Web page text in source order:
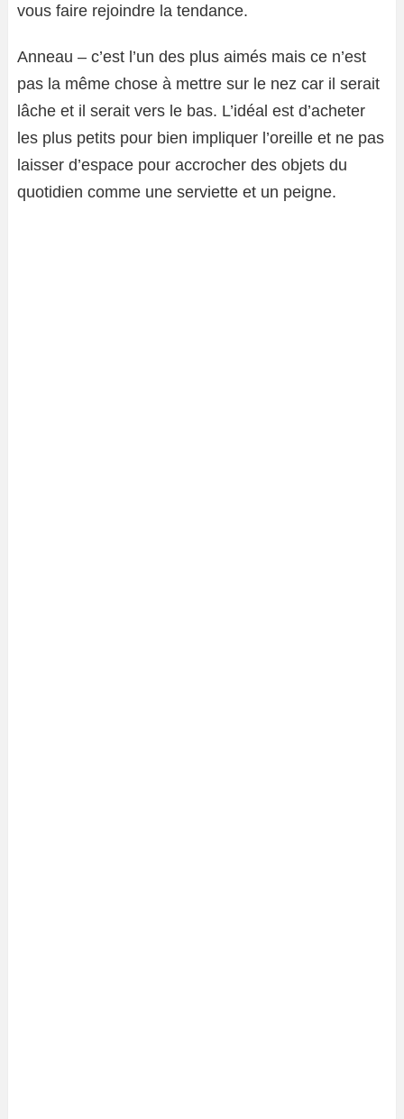
vous faire rejoindre la tendance.
Anneau – c’est l’un des plus aimés mais ce n’est
pas la même chose à mettre sur le nez car il serait
lâche et il serait vers le bas. L’idéal est d’acheter
les plus petits pour bien impliquer l’oreille et ne pas
laisser d’espace pour accrocher des objets du
quotidien comme une serviette et un peigne.